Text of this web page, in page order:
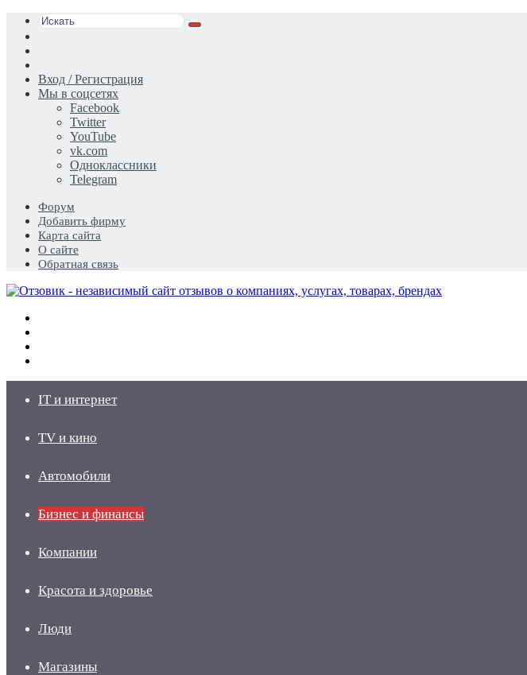
Искать
статья
Вход / Регистрация
Мы в соцсетях
Facebook
Twitter
YouTube
vk.com
Одноклассники
Telegram
Форум
Добавить фирму
Карта сайта
О сайте
Обратная связь
IT и интернет
TV и кино
Автомобили
Бизнес и финансы
Компании
Красота и здоровье
Люди
Магазины